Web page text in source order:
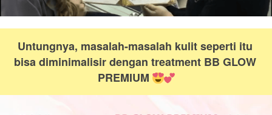
Untungnya, masalah-masalah kulit seperti itu
bisa diminimalisir dengan treatment BB GLOW
PREMIUM